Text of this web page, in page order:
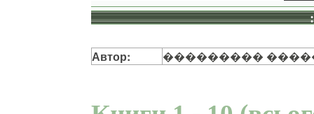
Автор: ���������